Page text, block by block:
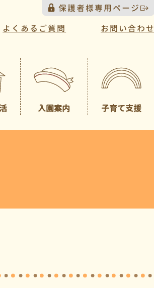
保護者様専用ページ
よくあるご質問 お問い合わせ
入園案内
園見学について
子育て支援
（未就園児クラス）
一時預かり